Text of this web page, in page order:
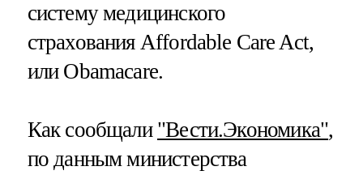
систему медицинского
страхования Affordable Care Act,
или Obamacare.
Как сообщали "Вести.Экономика",
по данным министерства